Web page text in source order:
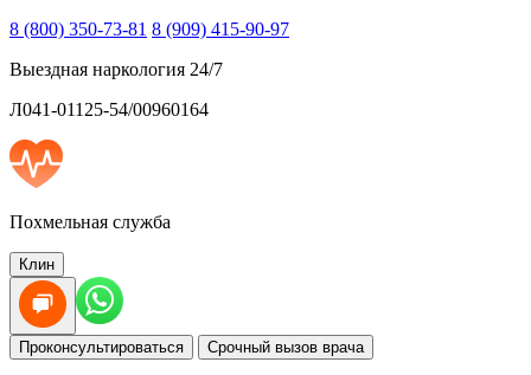
8 (800) 350-73-81 8 (909) 415-90-97
Выездная наркология 24/7
Л041-01125-54/00960164
Похмельная служба
Клин
Проконсультироваться Срочный вызов врача